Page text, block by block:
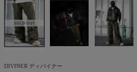
DIVINER ディバイナー